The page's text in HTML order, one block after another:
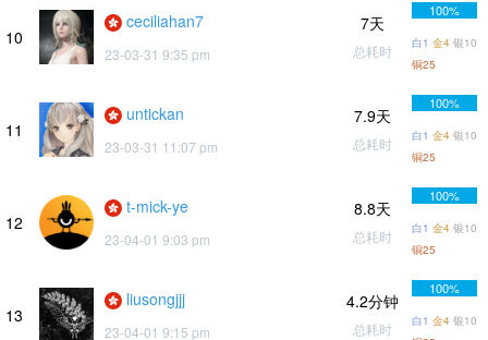
10
ceciliahan7
23-03-31 9:35 pm
7天
总耗时
100%
白1 金4 银10
铜25
11
untickan
23-03-31 11:07 pm
7.9天
总耗时
100%
白1 金4 银10
铜25
12
t-mick-ye
23-04-01 9:03 pm
8.8天
总耗时
100%
白1 金4 银10
铜25
13
liusongjjj
23-04-01 9:15 pm
4.2分钟
总耗时
100%
白1 金4 银10